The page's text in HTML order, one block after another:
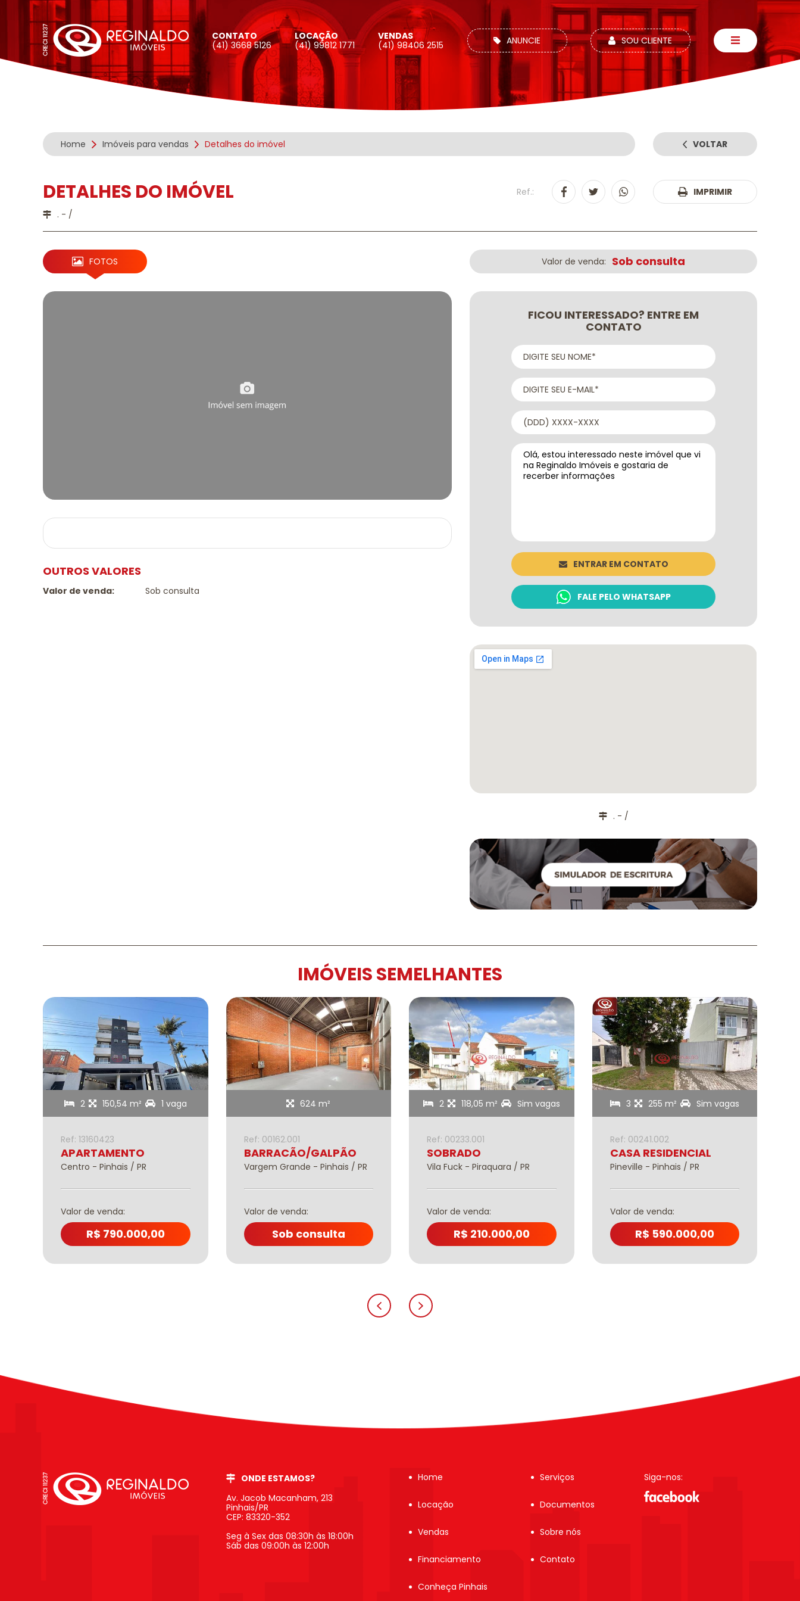
CONTATO
(41) 3668 5126
LOCAÇÃO
(41) 99812 1771
VENDAS
(41) 98406 2515
ANUNCIE SOU CLIENTE
Home Imóveis para vendas Detalhes do imóvel VOLTAR
DETALHES DO IMÓVEL Ref.:
IMPRIMIR
. - /
FOTOS
OUTROS VALORES
Valor de venda: Sob consulta
Valor de venda: Sob consulta
FICOU INTERESSADO? ENTRE EM
CONTATO
ENTRAR EM CONTATO
FALE PELO WHATSAPP
. - /
IMÓVEIS SEMELHANTES
2 150,54 m² 1 vaga
Ref: 13160423
APARTAMENTO
Centro - Pinhais / PR
Valor de venda:
R$ 790.000,00
624 m²
Ref: 00162.001
BARRACÃO/GALPÃO
Vargem Grande - Pinhais / PR
Valor de venda:
Sob consulta
2 118,05 m² Sim vagas
Ref: 00233.001
SOBRADO
Vila Fuck - Piraquara / PR
Valor de venda:
R$ 210.000,00
3 255 m² Sim vagas
Ref: 00241.002
CASA RESIDENCIAL
Pineville - Pinhais / PR
Valor de venda:
R$ 590.000,00
ONDE ESTAMOS?
Av. Jacob Macanham, 213
Pinhais/PR
CEP: 83320-352
Seg à Sex das 08:30h às 18:00h
Sáb das 09:00h às 12:00h
Home
Locação
Vendas
Financiamento
Conheça Pinhais
Serviços
Documentos
Sobre nós
Contato
Siga-nos: